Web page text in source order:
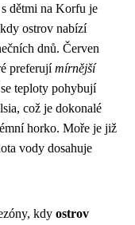
dětmi na Korfu je
ostrov nabízí
dnů. Červen
preferujímírnější
teploty pohybují
což je dokonalé
horko. Moře je již
vody dosahuje
kdy ostrov